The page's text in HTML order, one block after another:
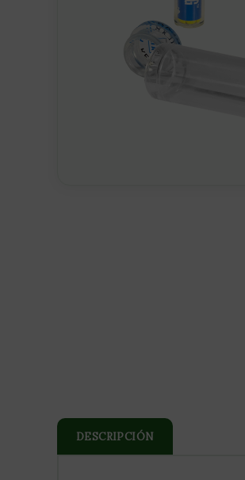
DESCRIPCIÓN